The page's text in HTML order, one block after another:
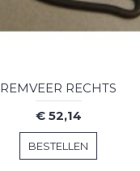
REMVEER RECHTS
€ 52,14
BESTELLEN